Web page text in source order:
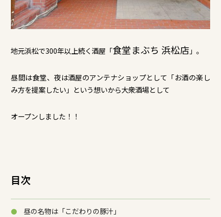
地元浜松で300年以上続く酒屋「食堂まぶち 浜松店 」。
昼間は食堂、夜は酒屋のアンテナショップとして「お酒の楽し
み方を提案したい」という想いから大衆酒場として
オープンしました！！
目次
昼の名物は「こだわりの豚汁」